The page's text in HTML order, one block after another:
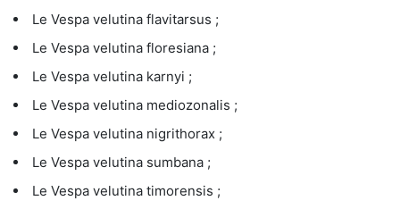
Le Vespa velutina flavitarsus ;
Le Vespa velutina floresiana ;
Le Vespa velutina karnyi ;
Le Vespa velutina mediozonalis ;
Le Vespa velutina nigrithorax ;
Le Vespa velutina sumbana ;
Le Vespa velutina timorensis ;